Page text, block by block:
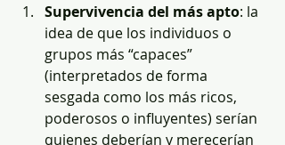
Supervivencia del más apto: la
idea de que los individuos o
grupos más “capaces”
(interpretados de forma
sesgada como los más ricos,
poderosos o influyentes) serían
quienes deberían y merecerían